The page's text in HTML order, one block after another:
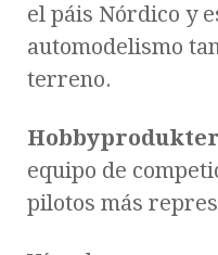
el páis Nórdico y
automodelismo
terreno.
Hobbyprodukter
equipo de
pilotos más